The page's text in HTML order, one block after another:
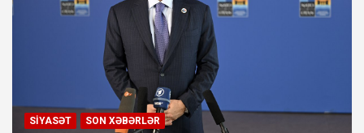
SIYASƏT SON XƏBƏRLƏR